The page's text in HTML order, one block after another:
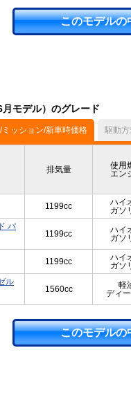
このモデルの
モデル）のグレード
ッション/新車時価格 駆動
排気量
使用
エン
1199cc
ハイ
ガソ
パ
1199cc
ハイ
ガソ
1199cc
ハイ
ガソ
ル
1560cc
軽
ディ
このモデルの